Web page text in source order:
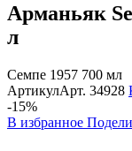
Арманьяк
л
Семпе 1957 700 мл
АртикулАрт. 34928
-15%
В избранное